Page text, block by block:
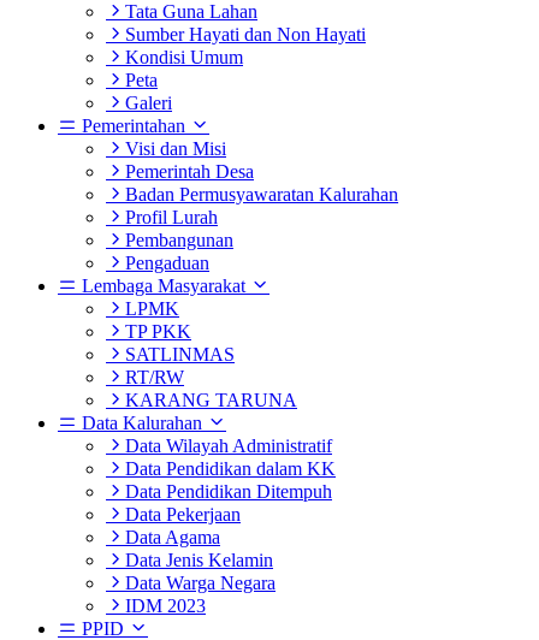
Tata Guna Lahan
Sumber Hayati dan Non Hayati
Kondisi Umum
Peta
Galeri
Pemerintahan
Visi dan Misi
Pemerintah Desa
Badan Permusyawaratan Kalurahan
Profil Lurah
Pembangunan
Pengaduan
Lembaga Masyarakat
LPMK
TP PKK
SATLINMAS
RT/RW
KARANG TARUNA
Data Kalurahan
Data Wilayah Administratif
Data Pendidikan dalam KK
Data Pendidikan Ditempuh
Data Pekerjaan
Data Agama
Data Jenis Kelamin
Data Warga Negara
IDM 2023
PPID